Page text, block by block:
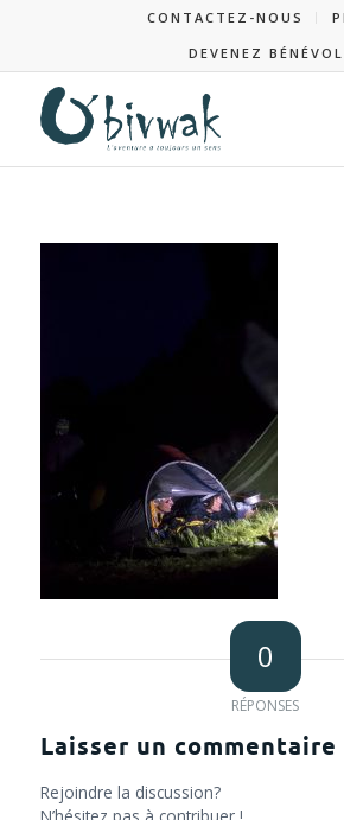
CONTACTEZ-NOUS
DEVENEZ
0
RÉPONSES
Laisser un commentaire
Rejoindre la discussion?